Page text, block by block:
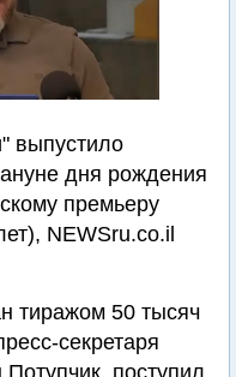
выпустило
дня рождения
премьеру
NEWSru.co.il
тиражом 50 тысяч
секретаря
поступил